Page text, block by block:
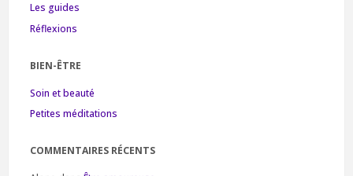
Les guides
Réflexions
BIEN-ÊTRE
Soin et beauté
Petites méditations
COMMENTAIRES RÉCENTS